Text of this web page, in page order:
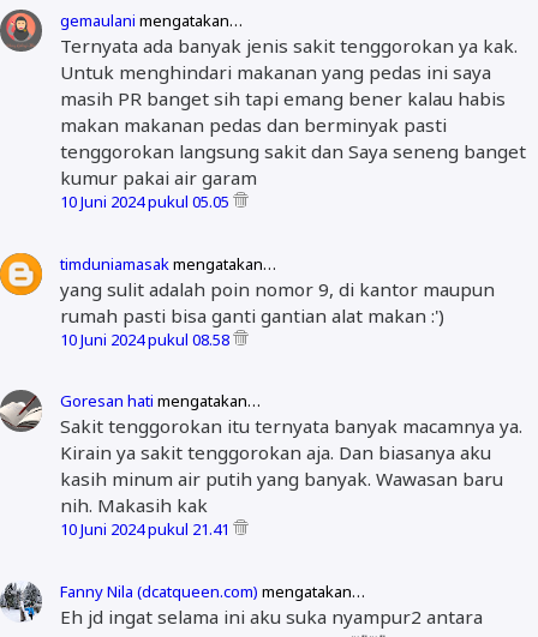
gemaulani mengatakan…
Ternyata ada banyak jenis sakit tenggorokan ya kak.
Untuk menghindari makanan yang pedas ini saya
masih PR banget sih tapi emang bener kalau habis
makan makanan pedas dan berminyak pasti
tenggorokan langsung sakit dan Saya seneng banget
kumur pakai air garam
10 Juni 2024 pukul 05.05
timduniamasakmengatakan…
yang sulit adalah poin nomor 9, di kantor maupun
rumah pasti bisa ganti gantian alat makan :')
10 Juni 2024 pukul 08.58
Goresan hati mengatakan…
Sakit tenggorokan itu ternyata banyak macamnya ya.
Kirain ya sakit tenggorokan aja. Dan biasanya aku
kasih minum air putih yang banyak. Wawasan baru
nih. Makasih kak
10 Juni 2024 pukul 21.41
Fanny Nila (dcatqueen.com) mengatakan…
Eh jd ingat selama ini aku suka nyampur2 antara